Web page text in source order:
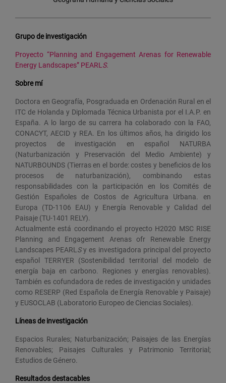
Grupo de investigación
Proyecto “Planning and Engagement Arenas for Renewable
Energy Landscapes” PEARL S.
Sobre mí
Doctora en Geografía, Posgraduada en Ordenación Rural en el
ITC de Holanda y Diplomada Técnica Urbanista por el I.A.P. en
España. A lo largo de su carrera ha colaborado con la FAO,
CONACYT, AECID y REA. En los últimos años, ha dirigido los
proyectos de investigación en español NATURBA
(Naturbanización y Preservación del Medio Ambiente) y
NATURBOUNDS (Tierras en el borde: costes y beneficios de los
procesos de naturbanización), combinando estas
responsabilidades con la participación en los Comités de
Gestión Españoles de Costos de Agricultura Urbana. en
Europa (TD-1106 EAU) y Energía Renovable y Calidad del
Paisaje (TU-1401 RELY).
Actualmente está coordinando el proyecto H2020 MSC RISE
Planning and Engagement Arenas ofr Renewable Energy
Landscapes PEARL Sy es investigadora principal del proyecto
español TERRYER (Sostenibilidad territorial del modelo de
energía baja en carbono. Regiones y energías renovables).
También es cofundadora de redes de investigación y unidades
como RESERP (Red Española de Energía Renovable y Paisaje)
y EUSOCLAB (Laboratorio Europeo de Ciencias Sociales).
Líneas de investigación
Espacios Rurales; Naturbanización; Paisajes de las Energías
Renovables; Paisajes Culturales y Patrimonio Territorial;
Estudios de Género.
Resultados destacables